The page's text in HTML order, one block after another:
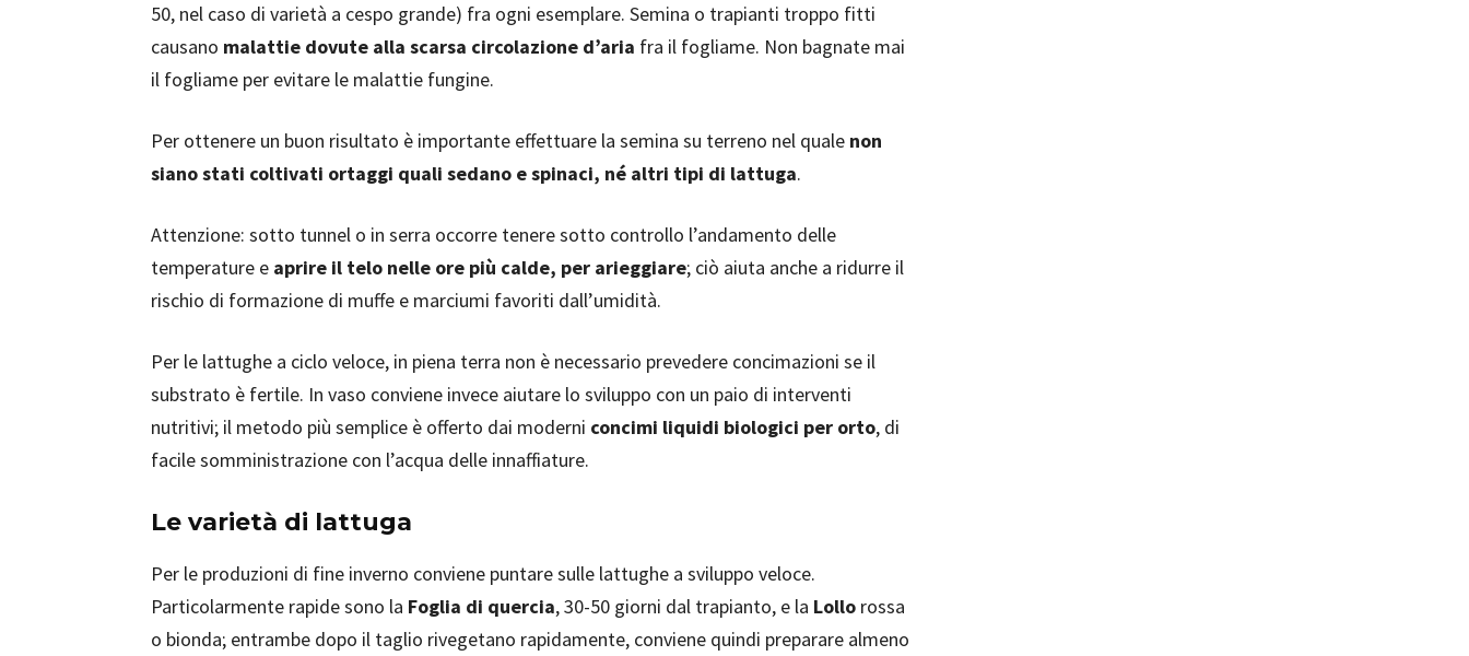
50, nel caso di varietà a cespo grande) fra ogni esemplare. Semina o trapianti troppo fitti
causano malattie dovute alla scarsa circolazione d’aria fra il fogliame. Non bagnate mai
il fogliame per evitare le malattie fungine.
Per ottenere un buon risultato è importante effettuare la semina su terreno nel quale non
siano stati coltivati ortaggi quali sedano e spinaci, né altri tipi di lattuga.
Attenzione: sotto tunnel o in serra occorre tenere sotto controllo l’andamento delle
temperature e aprire il telo nelle ore più calde, per arieggiare; ciò aiuta anche a ridurre il
rischio di formazione di muffe e marciumi favoriti dall’umidità.
Per le lattughe a ciclo veloce, in piena terra non è necessario prevedere concimazioni se il
substrato è fertile. In vaso conviene invece aiutare lo sviluppo con un paio di interventi
nutritivi; il metodo più semplice è offerto dai moderni concimi liquidi biologici per orto, di
facile somministrazione con l’acqua delle innaffiature.
Le varietà di lattuga
Per le produzioni di fine inverno conviene puntare sulle lattughe a sviluppo veloce.
Particolarmente rapide sono la Foglia di quercia, 30-50 giorni dal trapianto, e la Lollo rossa
o bionda; entrambe dopo il taglio rivegetano rapidamente, conviene quindi preparare almeno